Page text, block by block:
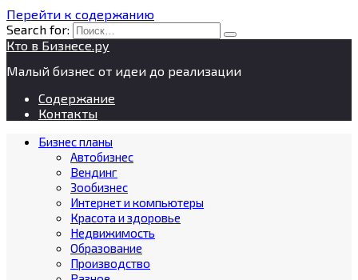
Перейти к содержанию
Search for:
Кто в Бизнесе.ру
Малый бизнес от идеи до реализации
Содержание
Контакты
Бизнес планы
Автобизнес
Вендинг
Зообизнес
Интернет и компьютеры
Красота и здоровье
Недвижимость
Образование
Производство